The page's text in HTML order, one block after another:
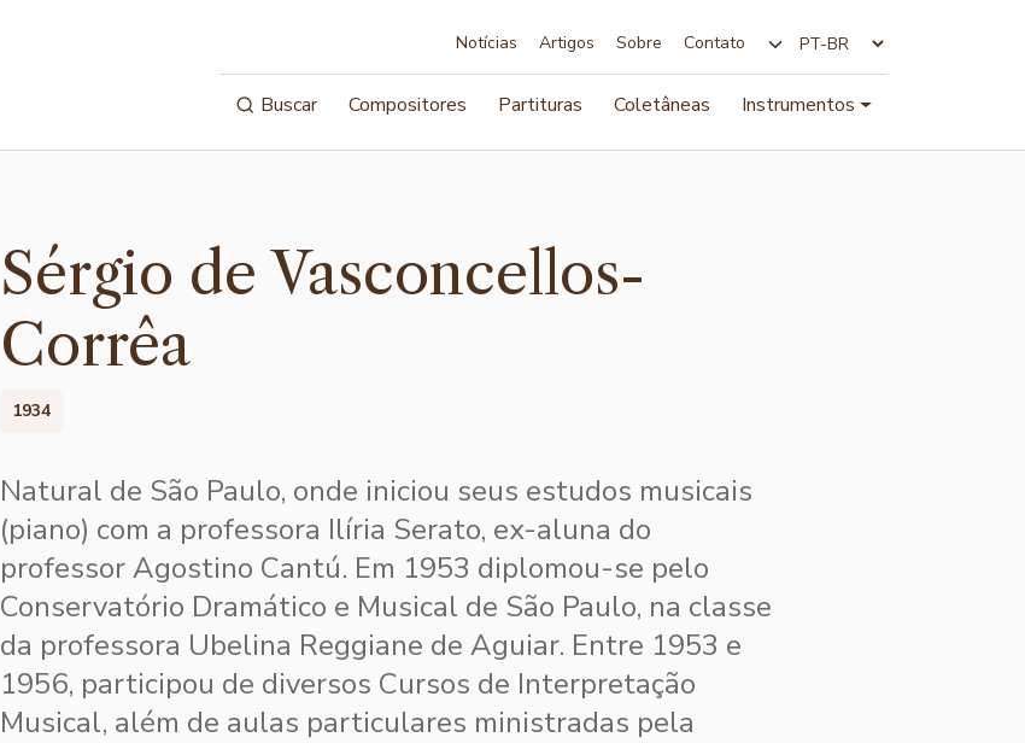
Notícias Artigos Sobre Contato
Buscar Compositores Partituras Coletâneas Instrumentos
Sérgio de Vasconcellos-
Corrêa
1934
Natural de São Paulo, onde iniciou seus estudos musicais
(piano) com a professora Ilíria Serato, ex-aluna do
professor Agostino Cantú. Em 1953 diplomou-se pelo
Conservatório Dramático e Musical de São Paulo, na classe
da professora Ubelina Reggiane de Aguiar. Entre 1953 e
1956, participou de diversos Cursos de Interpretação
Musical, além de aulas particulares ministradas pela